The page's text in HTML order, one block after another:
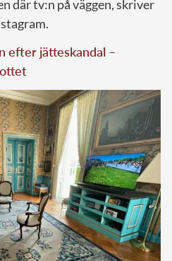
där tv:n på väggen, skriver
efter jätteskandal –